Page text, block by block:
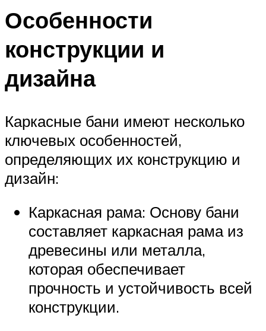
Особенности
конструкции и
дизайна
Каркасные бани имеют несколько
ключевых особенностей,
определяющих их конструкцию и
дизайн:
Каркасная рама: Основу бани
составляет каркасная рама из
древесины или металла,
которая обеспечивает
прочность и устойчивость всей
конструкции.